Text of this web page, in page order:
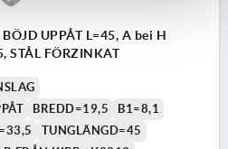
UPPÅT L=45, A bei H
STÅL FÖRZINKAT
BREDD=19,5
B1=8,1
TUNGLÄNGD=45